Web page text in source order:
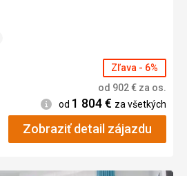
Zľava - 6%
od 902€ za os.
Informácie
od 1 804€ za všetkých
Zobraziť detail zájazdu